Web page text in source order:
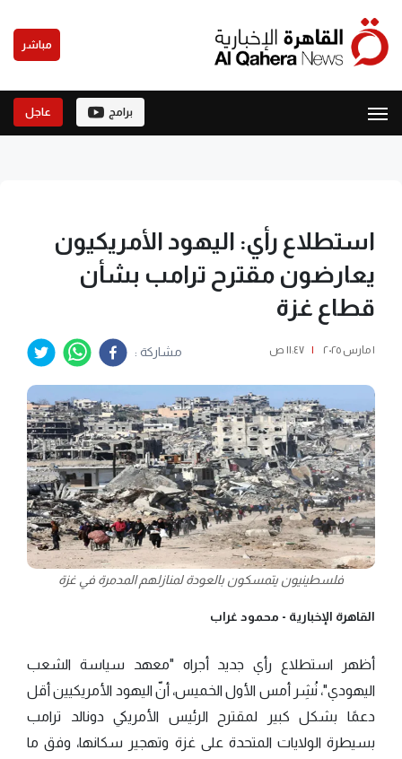
مباشر
برامج عاجل
استطلاع رأي: اليهود الأمريكيون
يعارضون مقترح ترامب بشأن
قطاع غزة
١ مارس ٢٠٢٥ | ١١:٤٧ ص مشاركة :
فلسطينيون يتمسكون بالعودة لمنازلهم المدمرة في غزة
القاهرة الإخبارية - محمود غراب
أظهر استطلاع رأي جديد أجراه "معهد سياسة الشعب
اليهودي"، نُشِر أمس الأول الخميس، أنّ اليهود الأمريكيين أقل
دعمًا بشكل كبير لمقترح الرئيس الأمريكي دونالد ترامب
بسيطرة الولايات المتحدة على غزة وتهجير سكانها، وفق ما